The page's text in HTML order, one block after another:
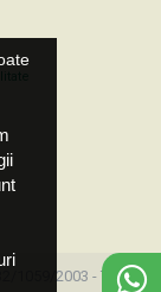
1059/2003 - Toate